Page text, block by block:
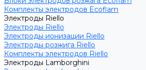
Комплекты электродов Ecoflam
Электроды Riello
Электроды Riello
Электроды ионизации Riello
Электроды розжига Riello
Комплекты электродов Riello
Электроды Lamborghini